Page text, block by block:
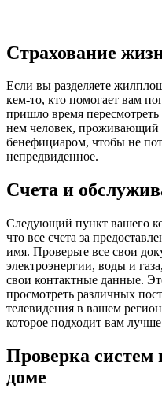
Страхование
Если вы разделяете
кем-то, кто помогает вам
пришло время
нем человек, проживающий
бенефициаром, чтобы не
непредвиденное.
Счета и
Следующий пункт вашего
что все счета за
имя. Проверьте все свои
электроэнергии, воды и
свои контактные данные.
просмотреть различных
телевидения в вашем
которое подходит вам лучше
Проверка систем
доме